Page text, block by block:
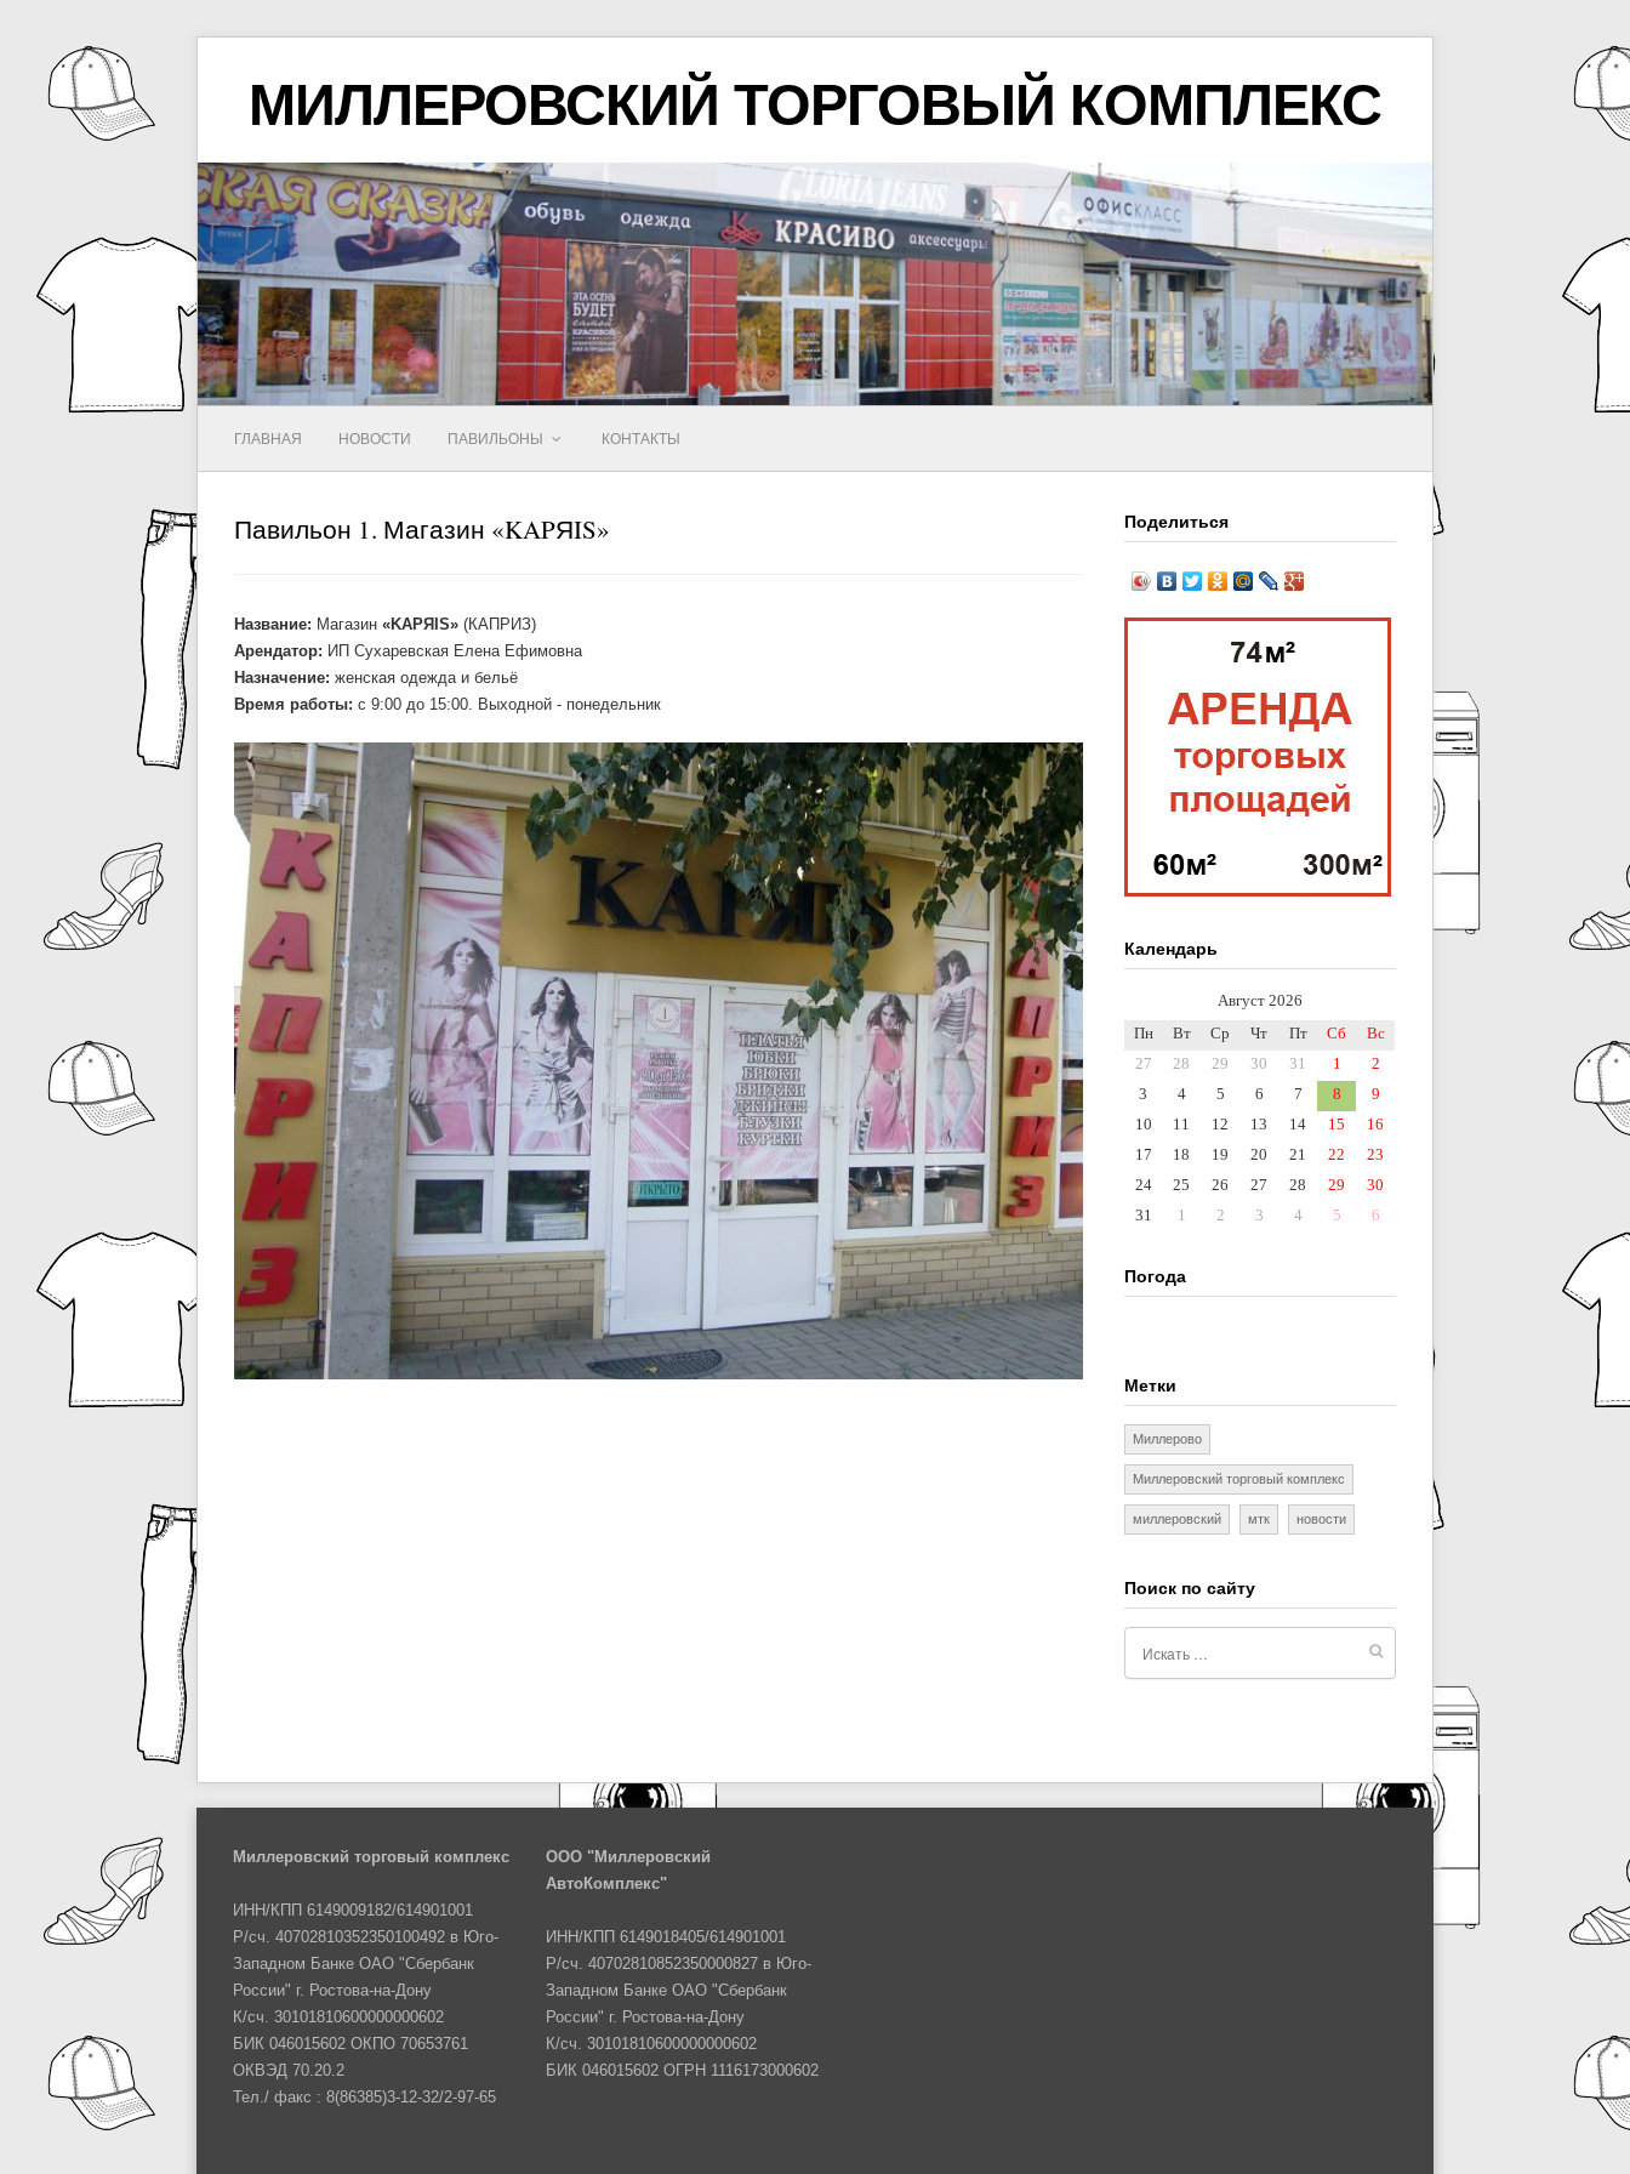
МИЛЛЕРОВСКИЙ ТОРГОВЫЙ КОМПЛЕКС
ГЛАВНАЯ НОВОСТИ ПАВИЛЬОНЫ КОНТАКТЫ
Павильон 1. Магазин «KAPЯIS»
Название: Магазин «KAPЯIS» (КАПРИЗ)
Арендатор: ИП Сухаревская Елена Ефимовна
Назначение: женская одежда и бельё
Время работы: c 9:00 до 15:00. Выходной - понедельник
Поделиться
Календарь
Август 2026
Пн
Вт Ср Чт Пт Сб
Вс
27
28 29 30 31 1
2
3
4 5 6 7 8
9
10
11 12 13 14 15
16
17
18 19 20 21 22
23
24
25 26 27 28 29
30
31
1 2 3 4 5 6
Погода
Метки
Миллерово
Миллеровский торговый комплекс
миллеровский мтк новости
Поиск по сайту
Миллеровский торговый комплекс
ИНН/КПП 6149009182/614901001
Р/сч. 40702810352350100492 в Юго-
Западном Банке ОАО "Сбербанк
России" г. Ростова-на-Дону
К/сч. 30101810600000000602
БИК 046015602 ОКПО 70653761
ОКВЭД 70.20.2
Тел./ факс : 8(86385)3-12-32/2-97-65
ООО "Миллеровский
АвтоКомплекс"
ИНН/КПП 6149018405/614901001
Р/сч. 40702810852350000827 в Юго-
Западном Банке ОАО "Сбербанк
России" г. Ростова-на-Дону
К/сч. 30101810600000000602
БИК 046015602 ОГРН 1116173000602